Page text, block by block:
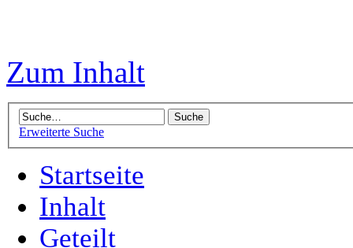
Zum Inhalt
Erweiterte Suche
Startseite
Inhalt
Geteilt